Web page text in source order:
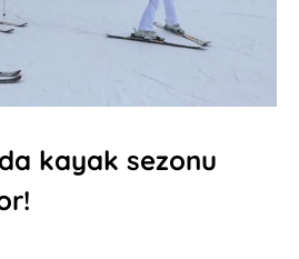
kayak sezonu